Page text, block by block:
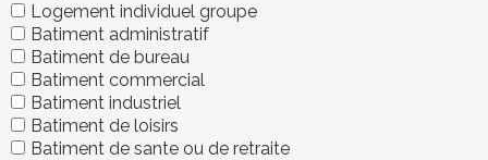
Logement individuel groupe
Batiment administratif
Batiment de bureau
Batiment commercial
Batiment industriel
Batiment de loisirs
Batiment de sante ou de retraite